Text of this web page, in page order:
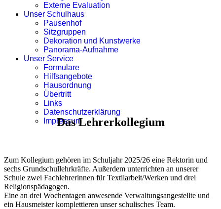
Externe Evaluation
Unser Schulhaus
Pausenhof
Sitzgruppen
Dekoration und Kunstwerke
Panorama-Aufnahme
Unser Service
Formulare
Hilfsangebote
Hausordnung
Übertritt
Links
Datenschutzerklärung
Impressum
Das Lehrerkollegium
Zum Kollegium gehören im Schuljahr 2025/26 eine Rektorin und
sechs Grundschullehrkräfte. Außerdem unterrichten an unserer
Schule zwei Fachlehrerinnen für Textilarbeit/Werken und drei
Religionspädagogen.
Eine an drei Wochentagen anwesende Verwaltungsangestellte und
ein Hausmeister komplettieren unser schulisches Team.